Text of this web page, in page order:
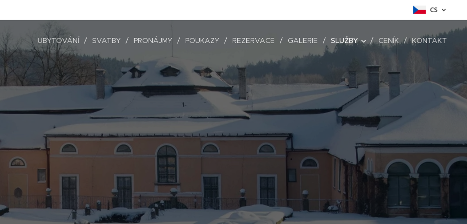
CS
UBYTOVÁNÍ SVATBY PRONÁJMY POUKAZY REZERVACE GALERIE SLUŽBY CENÍK KONTAKT